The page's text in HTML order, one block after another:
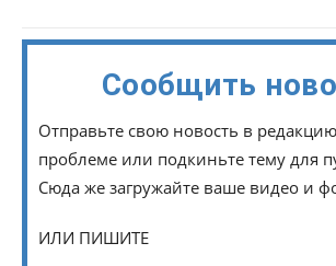
Сообщить
Отправьте свою новость в
проблеме или подкиньте тему для
Сюда же загружайте ваше видео и
ИЛИ ПИШИТЕ